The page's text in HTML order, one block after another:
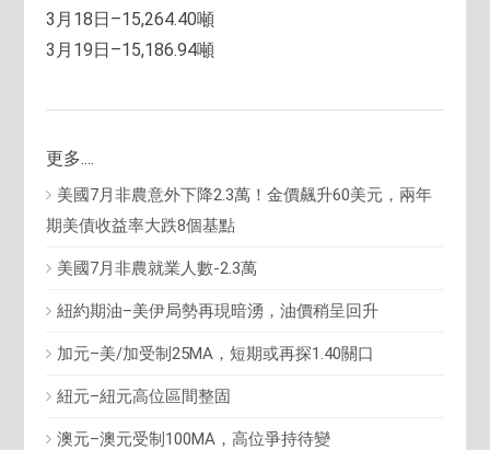
3月18日–15,264.40噸
3月19日–15,186.94噸
更多....
美國7月非農意外下降2.3萬！金價飆升60美元，兩年
期美債收益率大跌8個基點
美國7月非農就業人數-2.3萬
紐約期油–美伊局勢再現暗湧，油價稍呈回升
加元–美/加受制25MA，短期或再探1.40關口
紐元–紐元高位區間整固
澳元–澳元受制100MA，高位爭持待變